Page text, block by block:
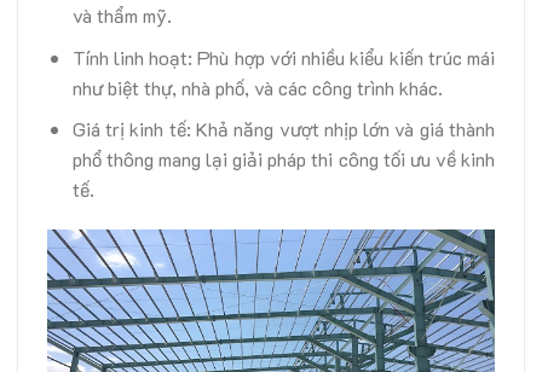
và thẩm mỹ.
Tính linh hoạt: Phù hợp với nhiều kiểu kiến trúc mái
như biệt thự, nhà phố, và các công trình khác.
Giá trị kinh tế: Khả năng vượt nhịp lớn và giá thành
phổ thông mang lại giải pháp thi công tối ưu về kinh
tế.